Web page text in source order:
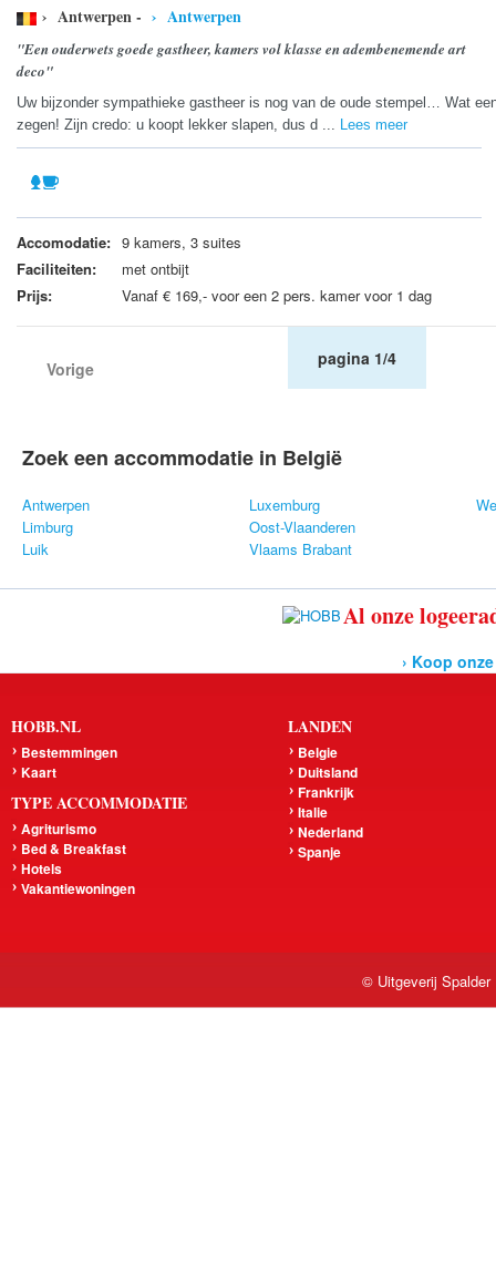
› Antwerpen - › Antwerpen
"Een ouderwets goede gastheer, kamers vol klasse en adembenemende art
deco"
Uw bijzonder sympathieke gastheer is nog van de oude stempel… Wat
zegen! Zijn credo: u koopt lekker slapen, dus d ... Lees meer
Accomodatie: 9 kamers, 3 suites
Faciliteiten:
met ontbijt
Prijs:
Vanaf € 169,- voor een 2 pers. kamer voor 1 dag
Vorige pagina 1/4
Zoek een accommodatie in België
Antwerpen
Limburg
Luik
Luxemburg
Oost-Vlaanderen
Vlaams Brabant
Al onze
› Koop
HOBB.NL
Bestemmingen
Kaart
TYPE ACCOMMODATIE
Agriturismo
Bed & Breakfast
Hotels
Vakantiewoningen
LANDEN
Belgie
Duitsland
Frankrijk
Italie
Nederland
Spanje
© Uitgeverij